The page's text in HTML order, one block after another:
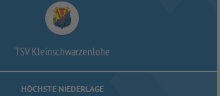
TSV Kleinschwarzenlohe
HÖCHSTE NIEDERLAGE